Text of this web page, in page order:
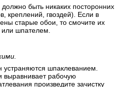
быть никаких посторонних
креплений, гвоздей). Если в
старые обои, то смочите их
или шпателем.
устраняются шпаклеванием.
выравнивает рабочую
произведите зачистку